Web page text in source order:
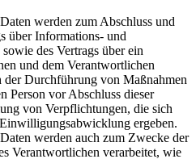
werden zum Abschluss und
über Informations- und
des Vertrags über ein
und dem Verantwortlichen
der Durchführung von Maßnahmen
Person vor Abschluss dieser
von Verpflichtungen, die sich
ergeben.
werden auch zum Zwecke der
Verantwortlichen verarbeitet, wie